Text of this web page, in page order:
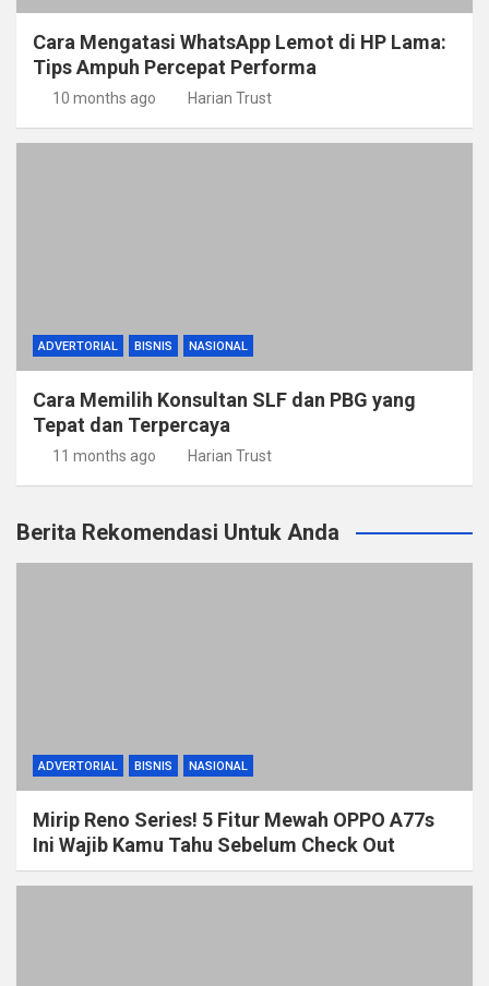
Cara Mengatasi WhatsApp Lemot di HP Lama:
Tips Ampuh Percepat Performa
10 months ago Harian Trust
ADVERTORIAL BISNIS NASIONAL
Cara Memilih Konsultan SLF dan PBG yang
Tepat dan Terpercaya
11 months ago Harian Trust
Berita Rekomendasi Untuk Anda
ADVERTORIAL BISNIS NASIONAL
Mirip Reno Series! 5 Fitur Mewah OPPO A77s
Ini Wajib Kamu Tahu Sebelum Check Out